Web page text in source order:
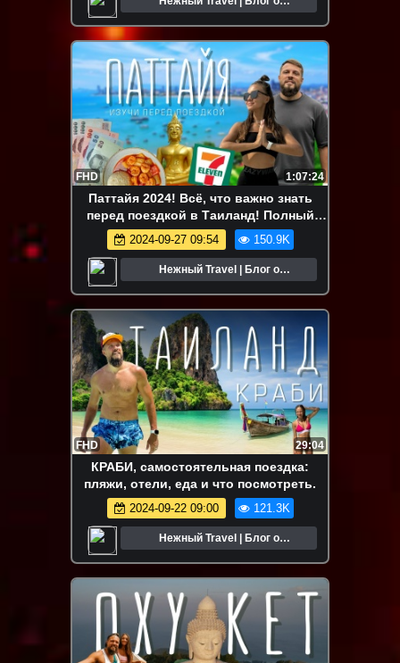
FHD 1:07:24
Паттайя 2024! Всё, что важно знать
перед поездкой в Таиланд! Полный
обзор!
2024-09-27 09:54 150.9K
Нежный Travel | Блог о
FHD 29:04
КРАБИ, самостоятельная поездка:
пляжи, отели, еда и что посмотреть.
2024-09-22 09:00 121.3K
Нежный Travel | Блог о